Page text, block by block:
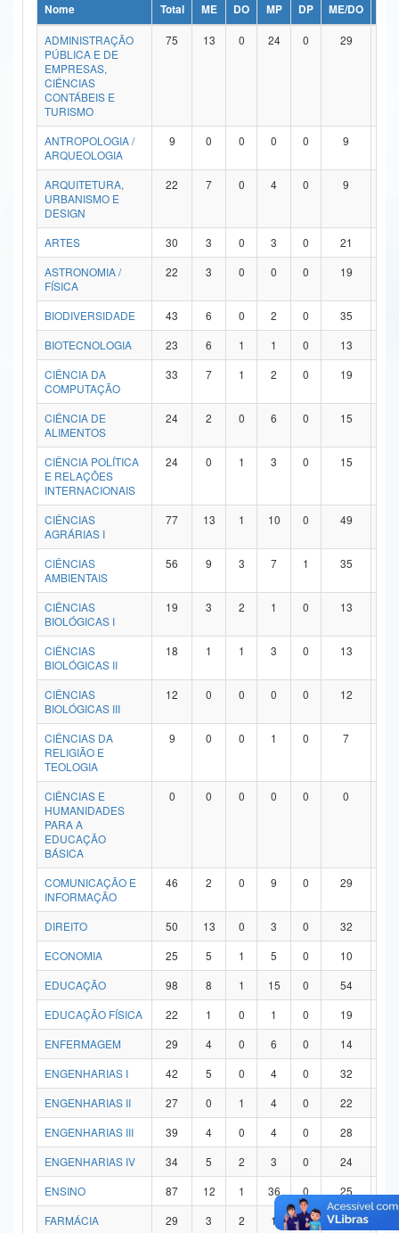
Ministério da Ciência, Tecnologia, Inovações e Comunicações
Ministério do Meio Ambiente
Ministério do Turismo
Ministério do Desenvolvimento Regional
Controladoria-Geral da União
Ministério da Mulher, da Família e dos Direitos Humanos
Secretaria de Governo
Advocacia-Geral da União
Banco Central do Brasil
Nome Total ME DO MP DP ME/DO
ADMINISTRAÇÃO
PÚBLICA E DE
EMPRESAS,
CIÊNCIAS
CONTÁBEIS E
TURISMO
75 13 0 24 0 29
ANTROPOLOGIA /
ARQUEOLOGIA
9 0 0 0 0 9
ARQUITETURA,
URBANISMO E
DESIGN
22 7 0 4 0 9
ARTES 30 3 0 3 0 21
ASTRONOMIA /
FÍSICA
22 3 0 0 0 19
BIODIVERSIDADE 43 6 0 2 0 35
BIOTECNOLOGIA
23 6 1 1 0 13
CIÊNCIA DA
COMPUTAÇÃO
33 7 1 2 0 19
CIÊNCIA DE
ALIMENTOS
24 2 0 6 0 15
CIÊNCIA POLÍTICA
E RELAÇÕES
INTERNACIONAIS
24 0 1 3 0 15
CIÊNCIAS
AGRÁRIAS I
77 13 1 10 0 49
CIÊNCIAS
AMBIENTAIS
56 9 3 7 1 35
CIÊNCIAS
BIOLÓGICAS I
19 3 2 1 0 13
CIÊNCIAS
BIOLÓGICAS II
18 1 1 3 0 13
CIÊNCIAS
BIOLÓGICAS III
12 0 0 0 0 12
CIÊNCIAS DA
RELIGIÃO E
TEOLOGIA
9 0 0 1 0 7
CIÊNCIAS E
HUMANIDADES
PARA A
EDUCAÇÃO
BÁSICA
0 0 0 0 0 0
COMUNICAÇÃO E
INFORMAÇÃO
46 2 0 9 0 29
DIREITO 50 13 0 3 0 32
ECONOMIA
25 5 1 5 0 10
EDUCAÇÃO
98 8 1 15 0 54
EDUCAÇÃO FÍSICA
22 1 0 1 0 19
ENFERMAGEM
29 4 0 6 0 14
ENGENHARIAS I
42 5 0 4 0 32
ENGENHARIAS II
27 0 1 4 0 22
ENGENHARIAS III
39 4 0 4 0 28
ENGENHARIAS IV
34 5 2 3 0 24
ENSINO
87 12 1 36 0 25
FARMÁCIA
29 3 2 1 0 21